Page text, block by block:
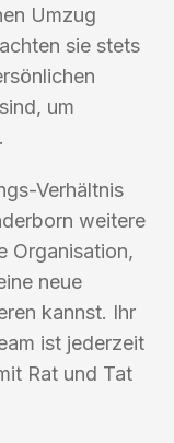
Umzug
sie stets
um
Verhältnis
weitere
Organisation,
neue
kannst. Ihr
ist jederzeit
Rat und Tat